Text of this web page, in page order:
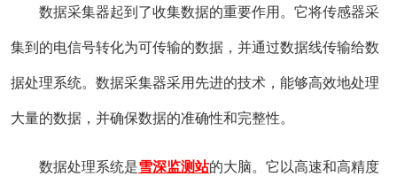
数据采集器起到了收集数据的重要作用。它将传感器采
集到的电信号转化为可传输的数据，并通过数据线传输给数
据处理系统。数据采集器采用先进的技术，能够高效地处理
大量的数据，并确保数据的准确性和完整性。
数据处理系统是雪深监测站的大脑。它以高速和高精度